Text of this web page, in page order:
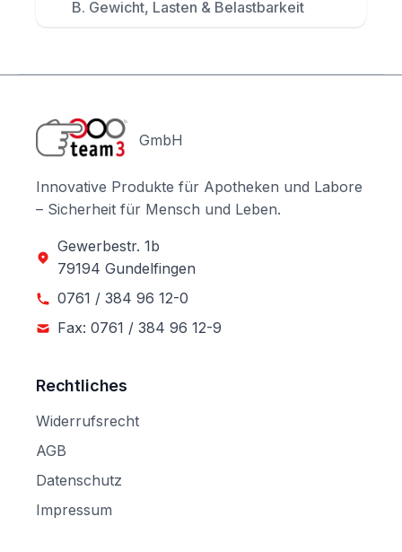
B. Gewicht, Lasten & Belastbarkeit
GmbH
Innovative Produkte für Apotheken und Labore
– Sicherheit für Mensch und Leben.
Gewerbestr. 1b
79194 Gundelfingen
0761 / 384 96 12-0
Fax: 0761 / 384 96 12-9
Rechtliches
Widerrufsrecht
AGB
Datenschutz
Impressum